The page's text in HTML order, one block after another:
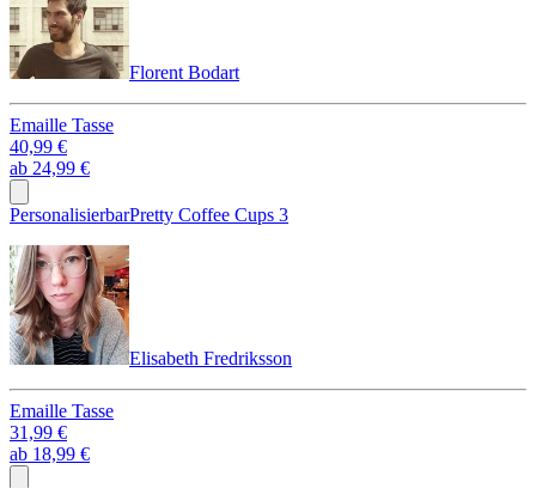
Florent Bodart
Emaille Tasse
40,99 €
ab 24,99 €
PersonalisierbarPretty Coffee Cups 3
Elisabeth Fredriksson
Emaille Tasse
31,99 €
ab 18,99 €